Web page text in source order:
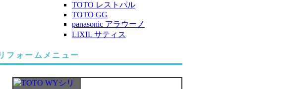
TOTO レストパル
TOTO GG
panasonic アラウーノ
LIXIL サティス
フォームメニュー